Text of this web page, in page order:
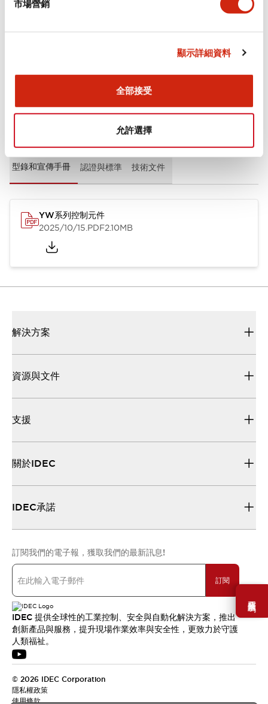
市場營銷
顯示詳細資料
全部接受
允許選擇
需要幫助嗎？
+
型錄和宣傳手冊 認證與標準 技術文件
YW系列控制元件
2025/10/15.PDF2.10MB
解決方案
資源與文件
支援
關於IDEC
IDEC承諾
訂閱我們的電子報，獲取我們的最新訊息!
訂閱
IDEC 提供全球性的工業控制、安全與自動化解決方案，推出
創新產品與服務，提升現場作業效率與安全性，更致力於守護
人類福祉。
© 2026 IDEC Corporation
隱私權政策
使用條款